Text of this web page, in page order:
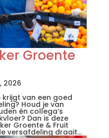
Groente
2026
krijgt van een goed
Houd je van
én collega’s
Dan is deze
Groente & Fruit
versafdeling draait...